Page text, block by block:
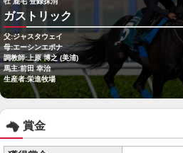
ガストリック
父:ジャスタウェイ
母:エーシンエポナ
調教師:上原 博之 (美浦)
馬主:前田 幸治
生産者:栄進牧場
賞金